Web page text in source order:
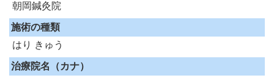
朝岡鍼灸院
施術の種類
はり きゅう
治療院名（カナ）